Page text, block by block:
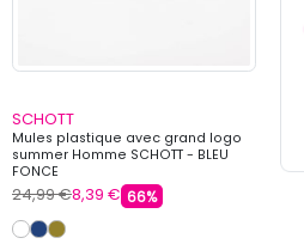
SCHOTT
Mules plastique avec grand logo
summer Homme SCHOTT - BLEU
FONCE
24,99 €8,39 € 66%